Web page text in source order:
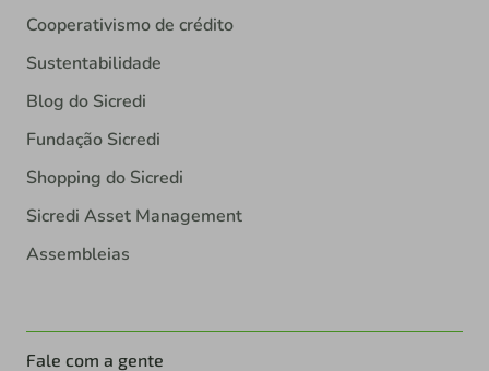
Cooperativismo de crédito
Sustentabilidade
Blog do Sicredi
Fundação Sicredi
Shopping do Sicredi
Sicredi Asset Management
Assembleias
Fale com a gente